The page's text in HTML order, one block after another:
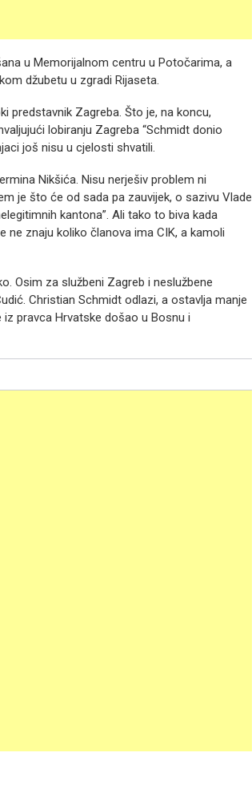
u Memorijalnom centru u Potočarima, a
džubetu u zgradi Rijaseta.
predstavnik Zagreba. Što je, na koncu,
lobiranju Zagreba “Schmidt donio
još nisu u cjelosti shvatili.
Nikšića. Nisu nerješiv problem ni
je što će od sada pa zauvijek, o sazivu Vlade
kantona”. Ali tako to biva kada
ne znaju koliko članova ima CIK, a kamoli
Osim za službeni Zagreb i neslužbene
Christian Schmidt odlazi, a ostavlja manje
pravca Hrvatske došao u Bosnu i